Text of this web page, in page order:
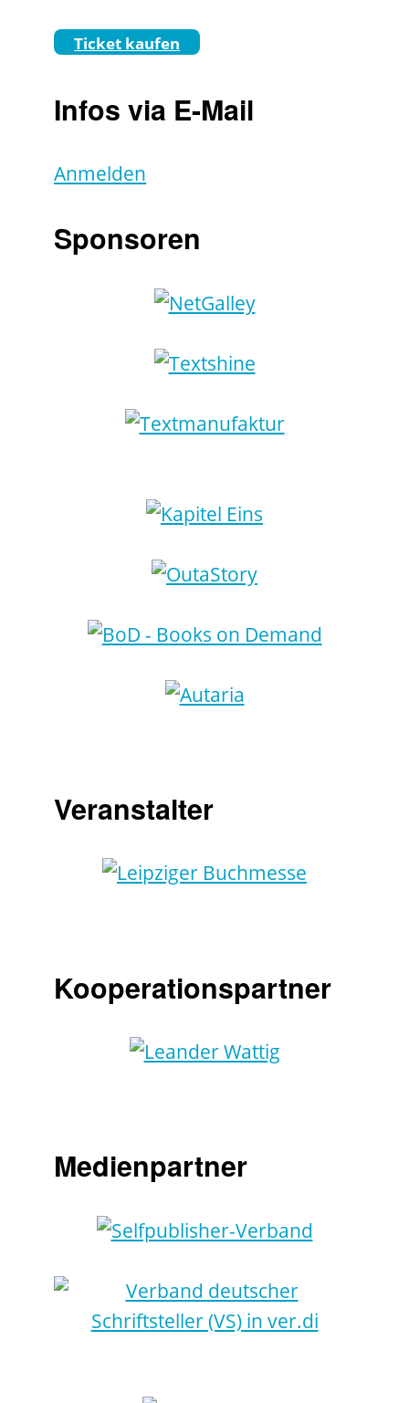
Ticket kaufen
Infos via E-Mail
Anmelden
Sponsoren
Veranstalter
Kooperationspartner
Medienpartner